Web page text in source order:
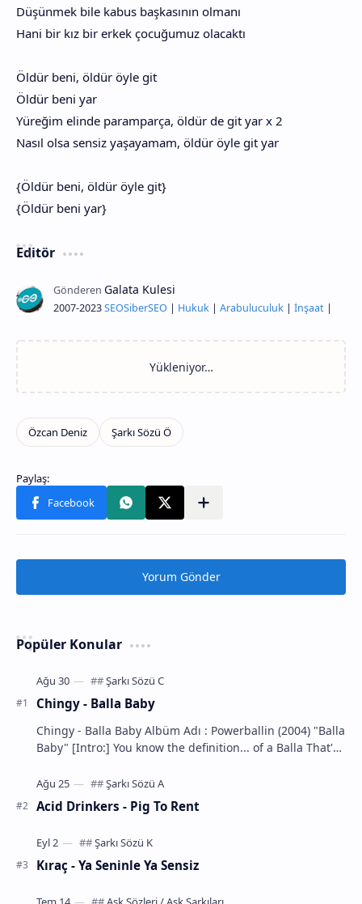
Düşünmek bile kabus başkasının olmanı
Hani bir kız bir erkek çocuğumuz olacaktı
Öldür beni, öldür öyle git
Öldür beni yar
Yüreğim elinde paramparça, öldür de git yar x 2
Nasıl olsa sensiz yaşayamam, öldür öyle git yar
{Öldür beni, öldür öyle git}
{Öldür beni yar}
Editör
2007-2023SEOSiberSEO | Hukuk | Arabuluculuk | İnşaat |
Yorum Gönder
Popüler Konular
Chingy - Balla Baby
Chingy - Balla Baby Albüm Adı : Powerballin (2004) "Balla
Baby" [Intro:] You know the definition... of a Balla That's
Acid Drinkers - Pig To Rent
Kıraç - Ya Seninle Ya Sensiz